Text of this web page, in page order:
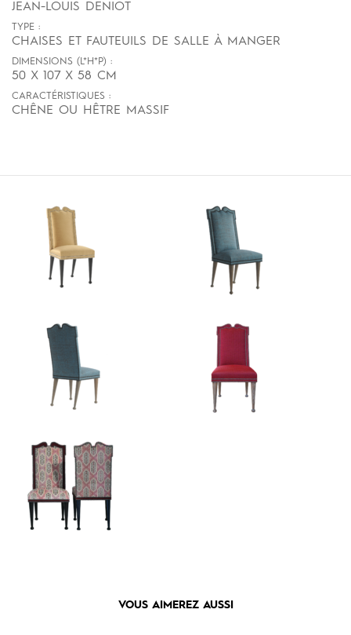
JEAN-LOUIS DENIOT
TYPE :
CHAISES ET FAUTEUILS DE SALLE À MANGER
DIMENSIONS (L*H*P) :
50 X 107 X 58 CM
CARACTÉRISTIQUES :
CHÊNE OU HÊTRE MASSIF
VOUS AIMEREZ AUSSI